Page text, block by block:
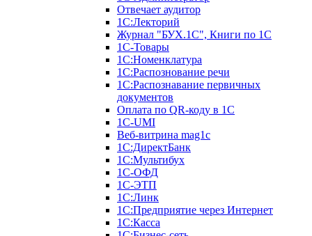
Отвечает аудитор
1С:Лекторий
Журнал "БУХ.1С", Книги по 1С
1С-Товары
1С:Номенклатура
1С:Распознование речи
1С:Распознавание первичных
документов
Оплата по QR-коду в 1С
1С-UMI
Веб-витрина mag1c
1С:ДиректБанк
1С:Мультибух
1С-ОФД
1С-ЭТП
1С:Линк
1С:Предприятие через Интернет
1С:Касса